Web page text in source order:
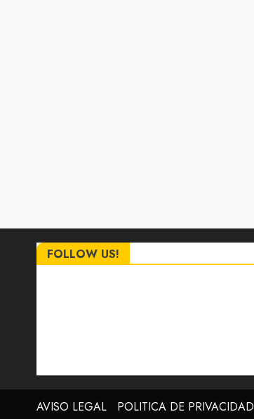
FOLLOW US!
AVISO LEGAL POLITICA DE PRIVACIDAD